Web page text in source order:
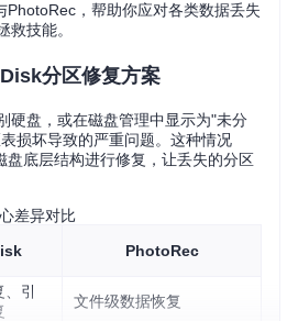
PhotoRec，帮助你应对各类数据丢失
救技能。
分区修复方案
硬盘，或在磁盘管理中显示为"未分
损坏导致的严重问题。这种情况
盘底层结构进行修复，让丢失的分区
差异对比
PhotoRec
引
文件级数据恢复